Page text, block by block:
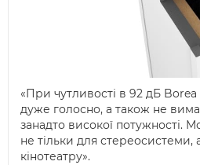
«При чутливості в 92 дБ
дуже голосно, а також не
занадто високої потужності.
не тільки для стереосистеми,
кінотеатру».